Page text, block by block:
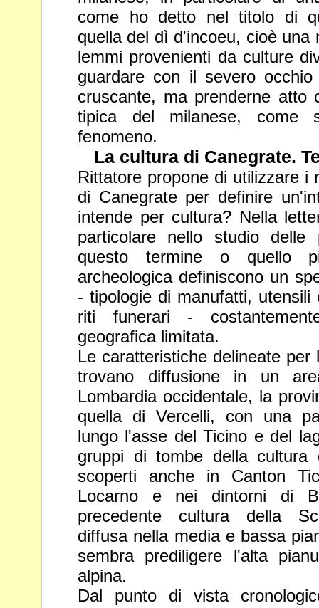
come ho detto nel titolo di
quella del dì d'incoeu, cioè
lemmi provenienti da culture
guardare con il severo
cruscante, ma prenderne atto
tipica del milanese,
fenomeno.
La cultura di Canegrate.
Rittatore propone di utilizzare i
di Canegrate per definire
intende per cultura? Nella
particolare nello studio delle
questo termine o quello
archeologica definiscono un
- tipologie di manufatti,
riti funerari -
geografica limitata.
Le caratteristiche delineate
trovano diffusione in un
Lombardia occidentale, la
quella di Vercelli, con una
lungo l'asse del Ticino e del
gruppi di tombe della cultura
scoperti anche in Canton
Locarno e nei dintorni di
precedente cultura della
diffusa nella media e bassa
sembra prediligere l'alta
alpina.
Dal punto di vista